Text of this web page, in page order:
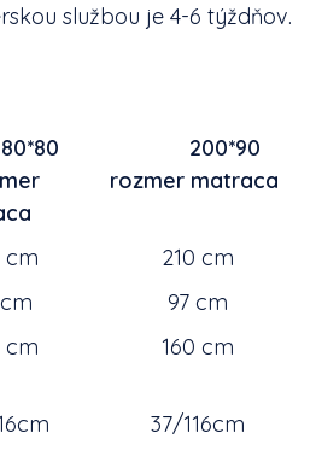
službou je 4-6 týždňov.
200*90
rozmer matraca
cm
210 cm
97 cm
cm
160 cm
37/116cm